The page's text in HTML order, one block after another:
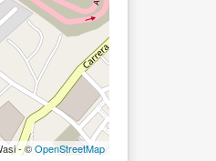
- ©OpenStreetMap